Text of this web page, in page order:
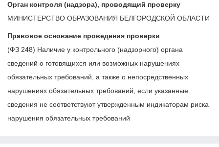
Орган контроля (надзора), проводящий проверку
МИНИСТЕРСТВО ОБРАЗОВАНИЯ БЕЛГОРОДСКОЙ ОБЛАСТИ
Правовое основание проведения проверки
(ФЗ 248) Наличие у контрольного (надзорного) органа
сведений о готовящихся или возможных нарушениях
обязательных требований, а также о непосредственных
нарушениях обязательных требований, если указанные
сведения не соответствуют утвержденным индикаторам риска
нарушения обязательных требований